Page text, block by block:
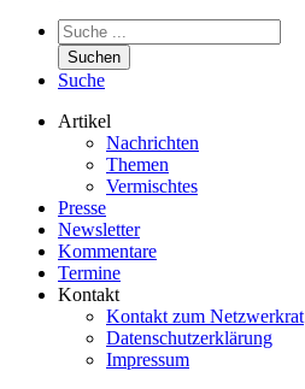
Suchen
Suche
Artikel
Nachrichten
Themen
Vermischtes
Presse
Newsletter
Kommentare
Termine
Kontakt
Kontakt zum Netzwerkrat
Datenschutzerklärung
Impressum